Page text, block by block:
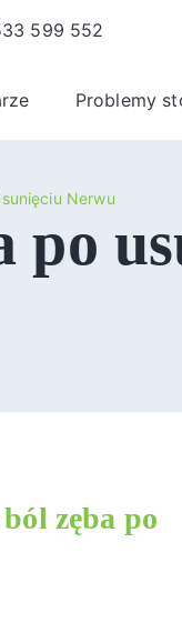
599 552
Problemy
Nerwu
po
ból zęba po